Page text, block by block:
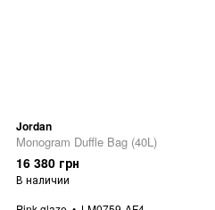
Jordan
Monogram Duffle Bag (40L)
16 380 грн
В наличии